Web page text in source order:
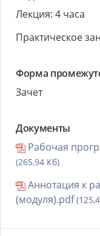
Лекция: 4 часа
Практическое
Форма
Зачет
Документы
Рабочая
(265,94 Кб)
Аннотация к
(модуля).pdf